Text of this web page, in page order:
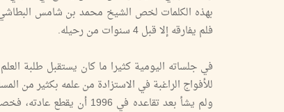
بهذه الكلمات لخص الشيخ محمد بن شامس البطاشي
فلم يفارقه إلا قبل 4 سنوات من رحيله.
في جلساته اليومية كثيرا ما كان يستقبل طلبة
للأفواج الراغبة في الاستزادة من علمه بكثير من
ولم يشأ بعد تقاعده في